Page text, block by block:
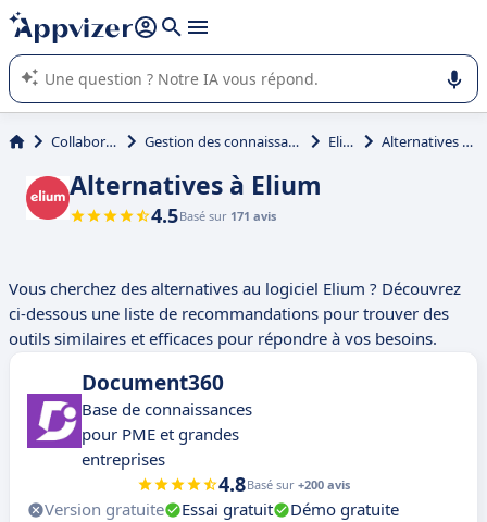
répondre (plusieurs lignes avec
L'IA de Appvizer vous guide dans l'utilisation ou la sélection de
logiciel SaaS en entreprise.
Collaboration Gestion des connaissances (KM) Elium Alternatives à Elium
Alternatives à Elium
4.5Basé sur 171 avis
Vous cherchez des alternatives au logiciel Elium ? Découvrez
ci-dessous une liste de recommandations pour trouver des
outils similaires et efficaces pour répondre à vos besoins.
Document360
Base de connaissances
pour PME et grandes
entreprises
4.8Basé sur +200 avis
Version gratuite Essai gratuit
Démo gratuite